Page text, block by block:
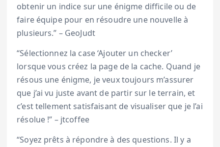
obtenir un indice sur une énigme difficile ou de
faire équipe pour en résoudre une nouvelle à
plusieurs.” – GeoJudt
“Sélectionnez la case ‘Ajouter un checker’
lorsque vous créez la page de la cache. Quand je
résous une énigme, je veux toujours m’assurer
que j’ai vu juste avant de partir sur le terrain, et
c’est tellement satisfaisant de visualiser que je l’ai
résolue !” – jtcoffee
“Soyez prêts à répondre à des questions. Il y a